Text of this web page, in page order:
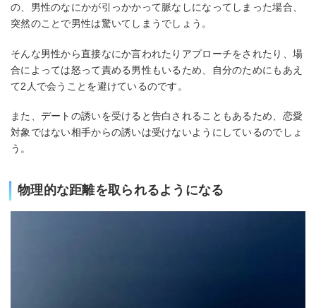
の、男性のなにかが引っかかって脈なしになってしまった場合、
突然のことで男性は驚いてしまうでしょう。
そんな男性から直接なにか言われたりアプローチをされたり、場
合によっては怒って責める男性もいるため、自分のためにもあえ
て2人で会うことを避けているのです。
また、デートの誘いを受けると告白されることもあるため、恋愛
対象ではない相手からの誘いは受けないようにしているのでしょ
う。
物理的な距離を取られるようになる